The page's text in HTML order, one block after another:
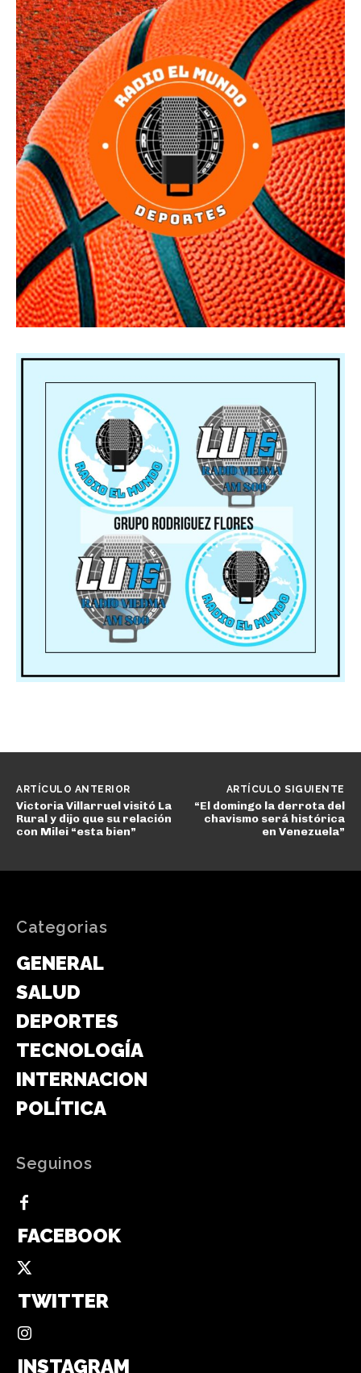
ARTÍCULO ANTERIOR
Victoria Villarruel visitó La
Rural y dijo que su relación
con Milei “esta bien”
ARTÍCULO SIGUIENTE
“El domingo la derrota del
chavismo será histórica
en Venezuela”
Categorias
GENERAL
SALUD
DEPORTES
TECNOLOGÍA
INTERNACIONAL
POLÍTICA
Seguinos
FACEBOOK
TWITTER
INSTAGRAM